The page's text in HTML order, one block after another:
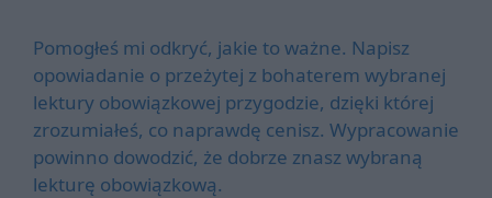
Pomogłeś mi odkryć, jakie to ważne. Napisz
opowiadanie o przeżytej z bohaterem wybranej
lektury obowiązkowej przygodzie, dzięki której
zrozumiałeś, co naprawdę cenisz. Wypracowanie
powinno dowodzić, że dobrze znasz wybraną
lekturę obowiązkową.